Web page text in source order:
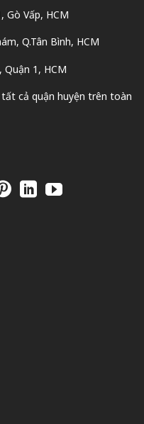
Gò Vấp, HCM
Q.Tân Bình, HCM
Quận 1, HCM
cả quận huyện trên toàn